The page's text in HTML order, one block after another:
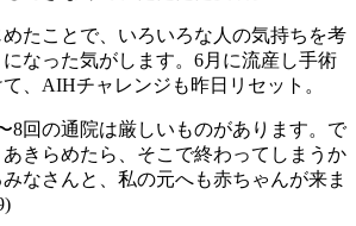
たことで、いろいろな人の気持ちを考
なった気がします。6月に流産し手術
、AIHチャレンジも昨日リセット。
8回の通院は厳しいものがあります。で
きらめたら、そこで終わってしまうか
なさんと、私の元へも赤ちゃんが来ま